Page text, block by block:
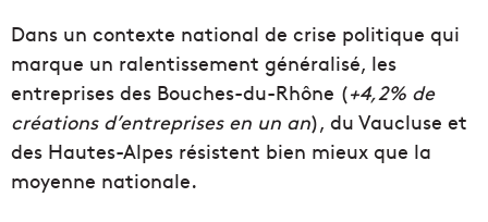
Dans un contexte national de crise politique qui
marque un ralentissement généralisé, les
entreprises des Bouches-du-Rhône (+4,2% de
créations d’entreprises en un an), du Vaucluse et
des Hautes-Alpes résistent bien mieux que la
moyenne nationale.